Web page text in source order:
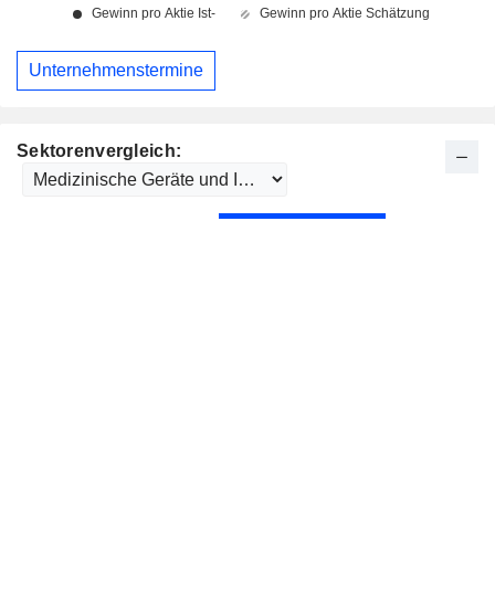
Sektorenvergleich:
Unternehmenstermine